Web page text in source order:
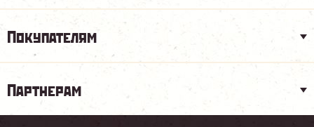
Покупателям
Партнерам